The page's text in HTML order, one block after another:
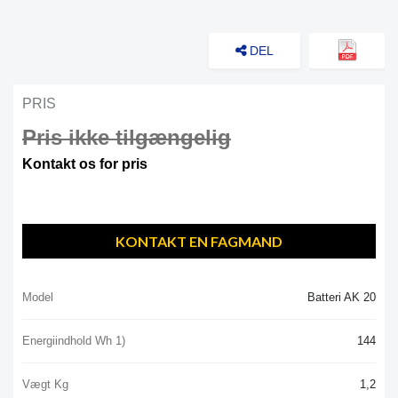
DEL
PRIS
Pris ikke tilgængelig
Kontakt os for pris
KONTAKT EN FAGMAND
Model Batteri AK 20
Energiindhold Wh 1) 144
Vægt Kg 1,2